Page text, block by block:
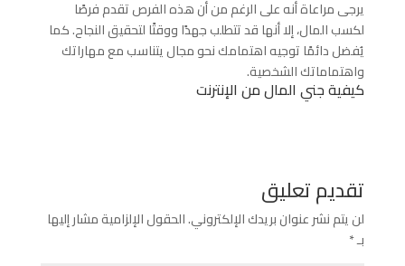
يرجى مراعاة أنه على الرغم من أن هذه الفرص تقدم فرصًا
لكسب المال، إلا أنها قد تتطلب جهدًا ووقتًا لتحقيق النجاح. كما
يُفضل دائمًا توجيه اهتمامك نحو مجال يتناسب مع مهاراتك
واهتماماتك الشخصية.
كيفية جني المال من الإنترنت
تقديم تعليق
لن يتم نشر عنوان بريدك الإلكتروني.الحقول الإلزامية مشار إليها
بـ*